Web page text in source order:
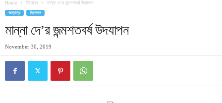
Home বিনোদন মান্না দে’র জন্মশতবর্ষ উদযাপন
অন্যান্য বিনোদন
মান্না দে’র জন্মশতবর্ষ উদযাপন
November 30, 2019